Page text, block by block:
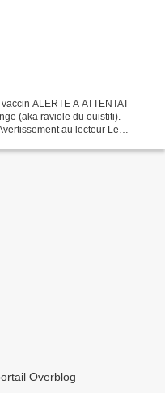
ALERTE A ATTENTAT
(aka raviole du ouistiti).
au lecteur Le
Overblog